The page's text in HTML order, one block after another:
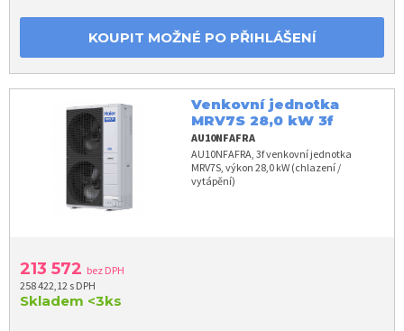
KOUPIT MOŽNÉ PO PŘIHLÁŠENÍ
Venkovní jednotka
MRV7S 28,0 kW 3f
AU10NFAFRA
AU10NFAFRA, 3f venkovní jednotka
MRV7S, výkon 28,0 kW (chlazení /
vytápění)
213 572 bez DPH
258 422,12 s DPH
Skladem <3ks